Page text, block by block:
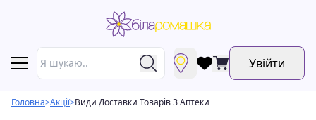
Увійти
Головна>Акції>Види Доставки Товарів З Аптеки